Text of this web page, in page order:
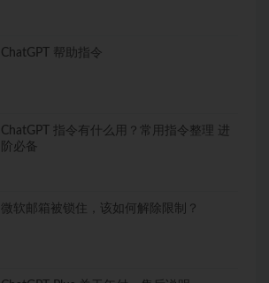
ChatGPT 帮助指令
ChatGPT 指令有什么用？常用指令整理 进
阶必备
微软邮箱被锁住，该如何解除限制？